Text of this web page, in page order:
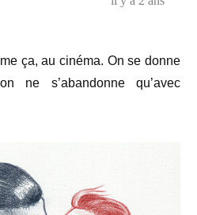
ça, au cinéma. On se donne
ne s’abandonne qu’avec